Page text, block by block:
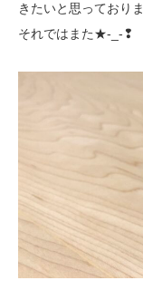
きたいと思っており
それではまた★-_-❢